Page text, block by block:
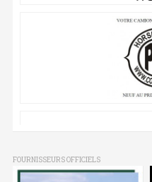
FOURNISSEURS OFFICIELS